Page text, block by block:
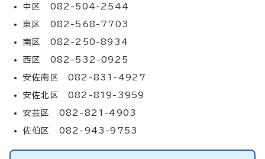
中区 082-504-2544
東区 082-568-7703
南区 082-250-8934
西区 082-532-0925
安佐南区 082-831-4927
安佐北区 082-819-3959
安芸区 082-821-4903
佐伯区 082-943-9753